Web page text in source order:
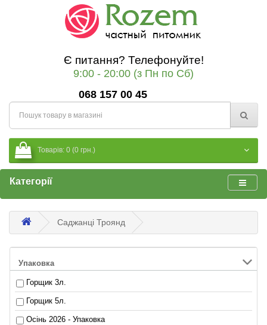
Є питання? Телефонуйте!
9:00 - 20:00 (з Пн по Сб)
068 157 00 45
Товарів: 0 (0 грн.)
Категорії
Саджанці Троянд
Упаковка
Горщик 3л.
Горщик 5л.
Осінь 2026 - Упаковка